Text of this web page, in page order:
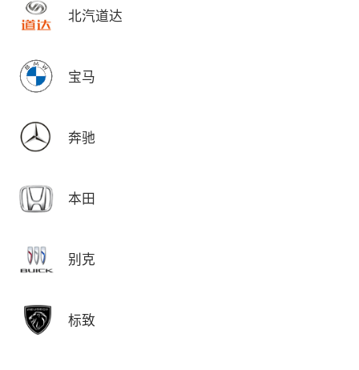
北汽道达
宝马
奔驰
本田
别克
标致